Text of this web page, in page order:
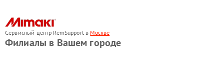
Сервисный центр RemSupport в Москве
Филиалы в Вашем городе